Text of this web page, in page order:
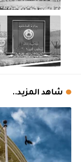
شاهد المزيد..